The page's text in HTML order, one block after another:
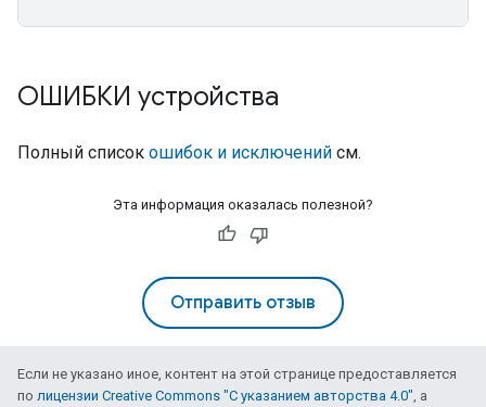
ОШИБКИ устройства
Полный список ошибок и исключений см.
Эта информация оказалась полезной?
Отправить отзыв
Если не указано иное, контент на этой странице предоставляется
по лицензии Creative Commons "С указанием авторства 4.0", а